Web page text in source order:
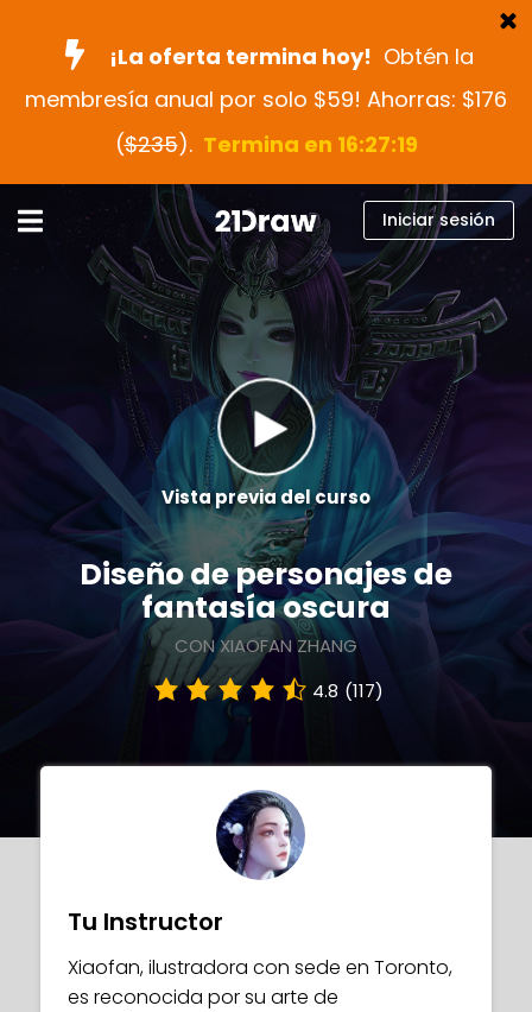
¡La oferta termina hoy! Obtén la
membresía anual por solo $59! Ahorras: $176
($235). Termina en 16:27:18
Cursos
Artistas
Ayuda
Sobre nosotros
Iniciar sesión
Español
Iniciar sesión
Vista previa del curso
Diseño de personajes de
fantasía oscura
CON XIAOFAN ZHANG
4.8 (117)
Tu Instructor
Xiaofan, ilustradora con sede en Toronto,
es reconocida por su arte de